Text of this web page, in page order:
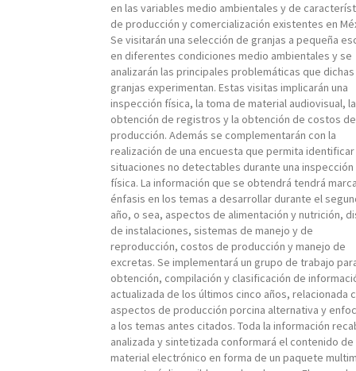
en las variables medio ambientales y de
de producción y comercialización existentes en
Se visitarán una selección de granjas a pequeña
en diferentes condiciones medio ambientales y se
analizarán las principales problemáticas que dichas
granjas experimentan. Estas visitas implicarán una
inspección física, la toma de material audiovisual, la
obtención de registros y la obtención de costos de
producción. Además se complementarán con la
realización de una encuesta que permita identificar
situaciones no detectables durante una inspección
física. La información que se obtendrá tendrá
énfasis en los temas a desarrollar durante el
año, o sea, aspectos de alimentación y nutrición,
de instalaciones, sistemas de manejo y de
reproducción, costos de producción y manejo de
excretas. Se implementará un grupo de trabajo
obtención, compilación y clasificación de
actualizada de los últimos cinco años, relacionada
aspectos de producción porcina alternativa y
a los temas antes citados. Toda la información
analizada y sintetizada conformará el contenido de
material electrónico en forma de un paquete